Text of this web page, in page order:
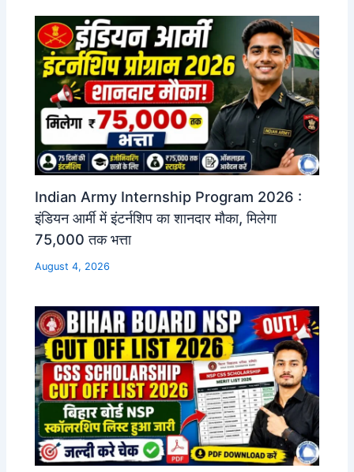
Indian Army Internship Program 2026 :
इंडियन आर्मी में इंटर्नशिप का शानदार मौका, मिलेगा
75,000 तक भत्ता
August 4, 2026